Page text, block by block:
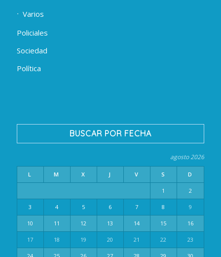
Varios
Policiales
Sociedad
Política
BUSCAR POR FECHA
agosto 2026
L M X J V S D
1 2
3 4 5 6 7 8 9
10 11 12 13 14 15 16
17 18 19 20 21 22 23